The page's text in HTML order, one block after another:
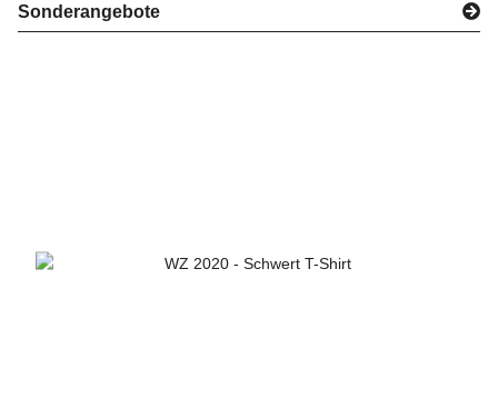
Sonderangebote